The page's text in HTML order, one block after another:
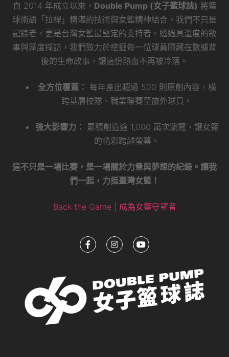
自 2014 年成立以來， Double Pump (女子籃球誌) 將籃
球術語「拉桿」精湛的技術與女籃精神結合。我們不只是
記錄者，更是台灣女籃最堅定的支持者。透過具溫度的敘
事與深度採訪，我們致力於挖掘每一位球員隱藏在數據背
後的生命故事，讓這份熱血不再被冷落。
全方位覆蓋： 每年產出超過 500 則原創內容，橫
跨基層校隊、職業聯賽至旅外球員。
強大影響力：
累積創造逾 1,000 萬次瀏覽，讓女籃
的精彩跨越螢幕。
這不只是一場比賽，是一場關於力量與夢想的紀錄。讓我
們一起，力挺臺灣女籃！
Back the Game | 成為女籃守望者